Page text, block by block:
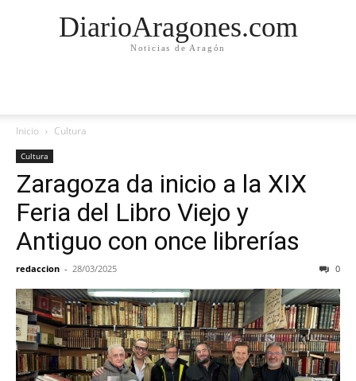
DiarioAragones.com
Noticias de Aragón
Inicio Cultura
Cultura
Zaragoza da inicio a la XIX
Feria del Libro Viejo y
Antiguo con once librerías
redaccion - 28/03/2025 0